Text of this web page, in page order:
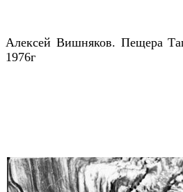
Алексей Вишняков. Пещера
1976г